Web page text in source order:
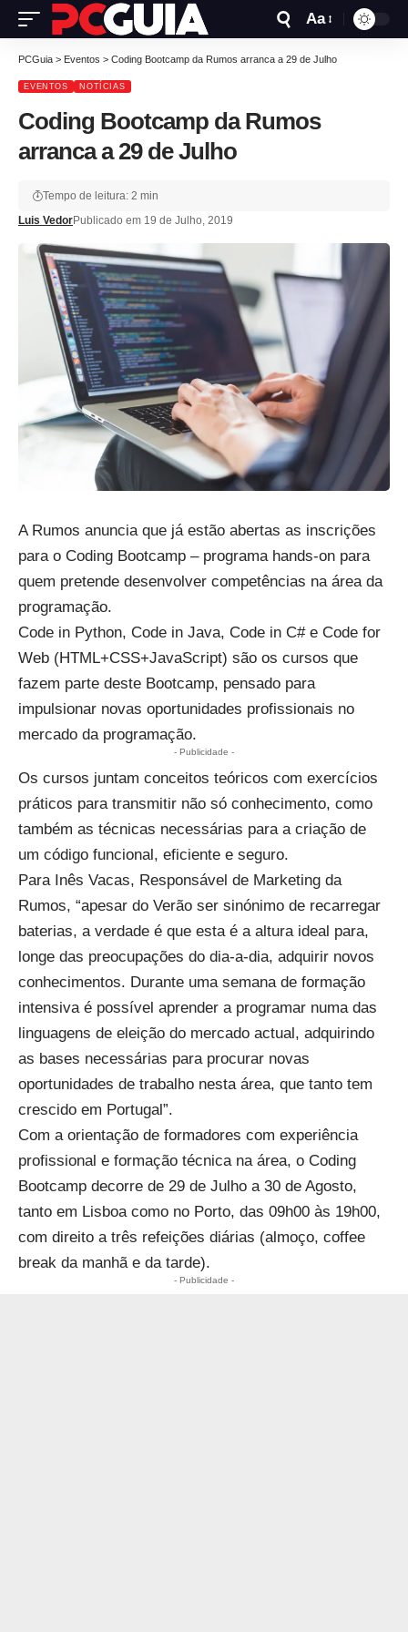
Aa
PCGuia > Eventos > Coding Bootcamp da Rumos arranca a 29 de Julho
EVENTOS NOTÍCIAS
Coding Bootcamp da Rumos
arranca a 29 de Julho
Luis VedorPublicado em 19 de Julho, 2019
Tempo de leitura: 2 min
A Rumos anuncia que já estão abertas as inscrições
para o Coding Bootcamp – programa hands-on para
quem pretende desenvolver competências na área da
programação.
Code in Python, Code in Java, Code in C# e Code for
Web (HTML+CSS+JavaScript) são os cursos que
fazem parte deste Bootcamp, pensado para
impulsionar novas oportunidades profissionais no
mercado da programação.
- Publicidade -
Os cursos juntam conceitos teóricos com exercícios
práticos para transmitir não só conhecimento, como
também as técnicas necessárias para a criação de
um código funcional, eficiente e seguro.
Para Inês Vacas, Responsável de Marketing da
Rumos, “apesar do Verão ser sinónimo de recarregar
baterias, a verdade é que esta é a altura ideal para,
longe das preocupações do dia-a-dia, adquirir novos
conhecimentos. Durante uma semana de formação
intensiva é possível aprender a programar numa das
linguagens de eleição do mercado actual, adquirindo
as bases necessárias para procurar novas
oportunidades de trabalho nesta área, que tanto tem
crescido em Portugal”.
Com a orientação de formadores com experiência
profissional e formação técnica na área, o Coding
Bootcamp decorre de 29 de Julho a 30 de Agosto,
tanto em Lisboa como no Porto, das 09h00 às 19h00,
com direito a três refeições diárias (almoço, coffee
break da manhã e da tarde).
- Publicidade -